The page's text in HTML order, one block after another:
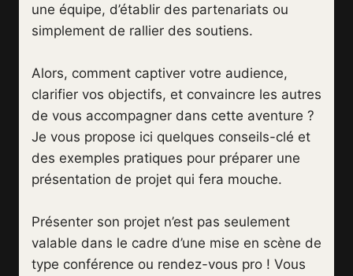
une équipe, d’établir des partenariats ou
simplement de rallier des soutiens.
Alors, comment captiver votre audience,
clarifier vos objectifs, et convaincre les autres
de vous accompagner dans cette aventure ?
Je vous propose ici quelques conseils-clé et
des exemples pratiques pour préparer une
présentation de projet qui fera mouche.
Présenter son projet n’est pas seulement
valable dans le cadre d’une mise en scène de
type conférence ou rendez-vous pro ! Vous